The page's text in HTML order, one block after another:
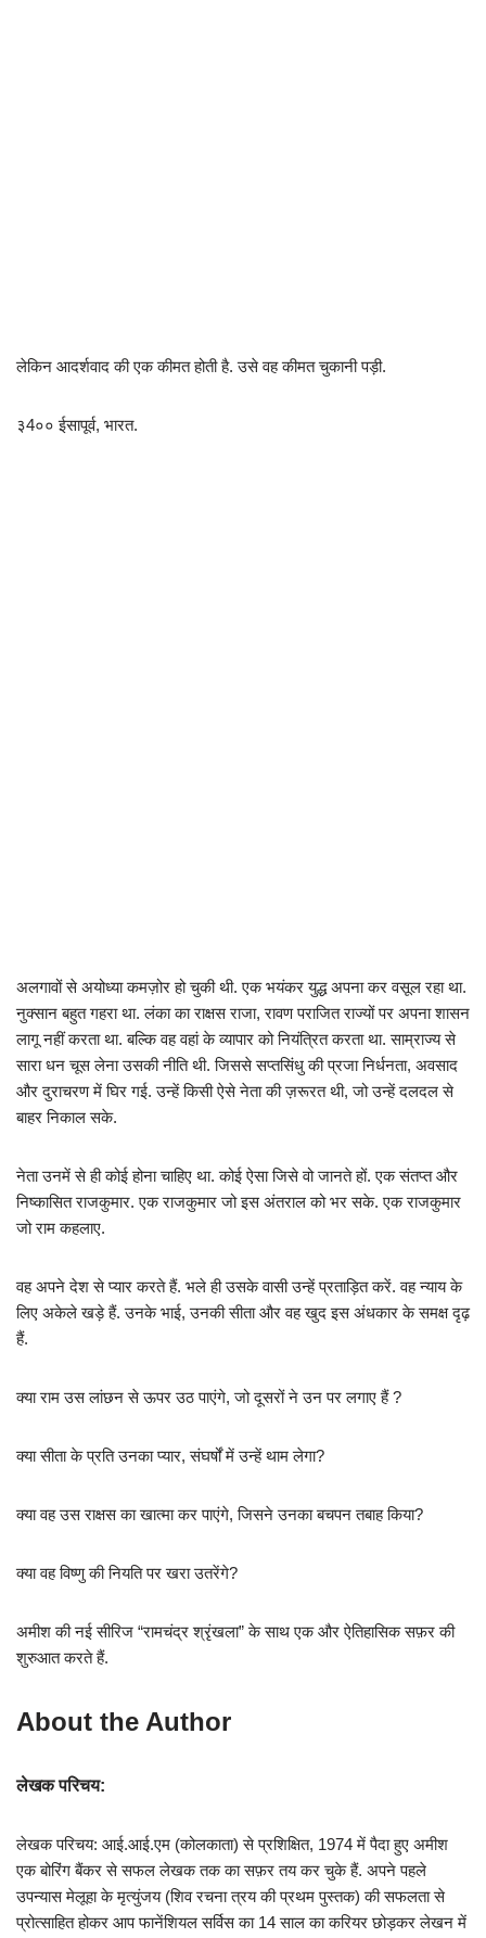
लेकिन आदर्शवाद की एक कीमत होती है. उसे वह कीमत चुकानी पड़ी.
३4०० ईसापूर्व, भारत.
अलगावों से अयोध्या कमज़ोर हो चुकी थी. एक भयंकर युद्ध अपना कर वसूल रहा था.
नुक्सान बहुत गहरा था. लंका का राक्षस राजा, रावण पराजित राज्यों पर अपना शासन
लागू नहीं करता था. बल्कि वह वहां के व्यापार को नियंत्रित करता था. साम्राज्य से
सारा धन चूस लेना उसकी नीति थी. जिससे सप्तसिंधु की प्रजा निर्धनता, अवसाद
और दुराचरण में घिर गई. उन्हें किसी ऐसे नेता की ज़रूरत थी, जो उन्हें दलदल से
बाहर निकाल सके.
नेता उनमें से ही कोई होना चाहिए था. कोई ऐसा जिसे वो जानते हों. एक संतप्त और
निष्कासित राजकुमार. एक राजकुमार जो इस अंतराल को भर सके. एक राजकुमार
जो राम कहलाए.
वह अपने देश से प्यार करते हैं. भले ही उसके वासी उन्हें प्रताड़ित करें. वह न्याय के
लिए अकेले खड़े हैं. उनके भाई, उनकी सीता और वह खुद इस अंधकार के समक्ष दृढ़
हैं.
क्या राम उस लांछन से ऊपर उठ पाएंगे, जो दूसरों ने उन पर लगाए हैं ?
क्या सीता के प्रति उनका प्यार, संघर्षों में उन्हें थाम लेगा?
क्या वह उस राक्षस का खात्मा कर पाएंगे, जिसने उनका बचपन तबाह किया?
क्या वह विष्णु की नियति पर खरा उतरेंगे?
अमीश की नई सीरिज “रामचंद्र श्रृंखला” के साथ एक और ऐतिहासिक सफ़र की
शुरुआत करते हैं.
About the Author
लेखक परिचय:
लेखक परिचय: आई.आई.एम (कोलकाता) से प्रशिक्षित, 1974 में पैदा हुए अमीश
एक बोरिंग बैंकर से सफल लेखक तक का सफ़र तय कर चुके हैं. अपने पहले
उपन्यास मेलूहा के मृत्युंजय (शिव रचना त्रय की प्रथम पुस्तक) की सफलता से
प्रोत्साहित होकर आप फानेंशियल सर्विस का 14 साल का करियर छोड़कर लेखन में